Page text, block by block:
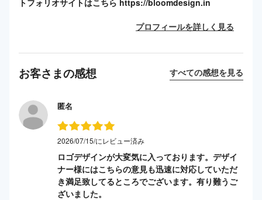
プロフィールを詳しく見る
お客さまの感想 すべての感想を見る
匿名
2026/07/15/にレビュー済み
ロゴデザインが大変気に入っております。デザイ
ナー様にはこちらの意見も迅速に対応していただ
き満足致してるところでございます。有り難うご
ざいました。